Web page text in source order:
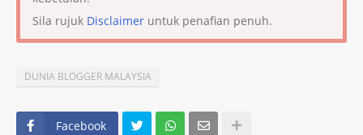
Sila rujuk Disclaimer untuk penafian penuh.
DUNIA BLOGGER MALAYSIA
Facebook